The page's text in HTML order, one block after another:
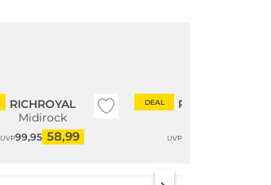
RICHROYAL
Midirock
UVP99,95 58,99
DEAL
RICHROYAL
UVP